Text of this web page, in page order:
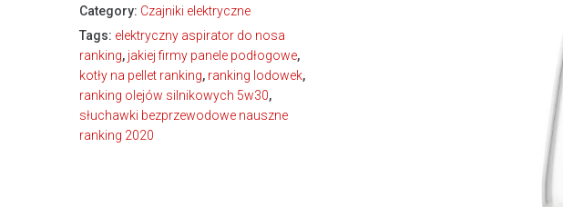
Category: Czajniki elektryczne
Tags: elektryczny aspirator do nosa
ranking, jakiej firmy panele podłogowe,
kotły na pellet ranking, ranking lodowek,
ranking olejów silnikowych 5w30,
słuchawki bezprzewodowe nauszne
ranking 2020